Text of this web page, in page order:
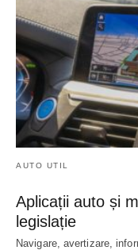
AUTO UTIL
Aplicații auto și
legislație
Navigare, avertizare,